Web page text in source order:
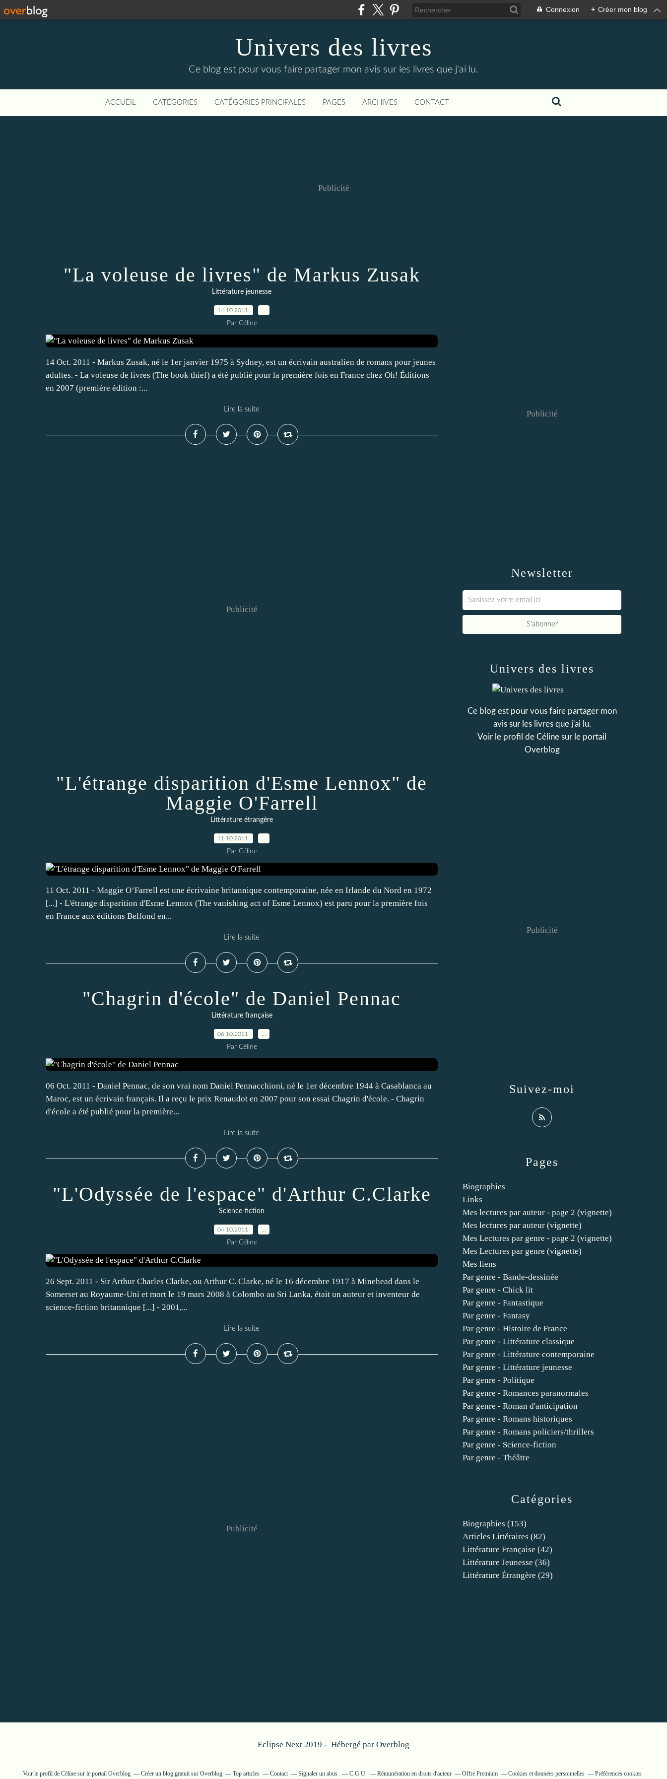
Connexion + Créer mon blog
Univers des livres
Ce blog est pour vous faire partager mon avis sur les livres que j'ai lu.
ACCUEIL CATÉGORIES CATÉGORIES PRINCIPALES PAGES ARCHIVES CONTACT
Publicité
"La voleuse de livres" de Markus Zusak
Littérature jeunesse
14.10.2011
Par Céline
14 Oct. 2011 - Markus Zusak, né le 1er janvier 1975 à Sydney, est un écrivain australien de romans pour jeunes
adultes. - La voleuse de livres (The book thief) a été publié pour la première fois en France chez Oh! Éditions
en 2007 (première édition :...
Lire la suite
Publicité
"L'étrange disparition d'Esme Lennox" de
Maggie O'Farrell
Littérature étrangère
11.10.2011
Par Céline
11 Oct. 2011 - Maggie O’Farrell est une écrivaine britannique contemporaine, née en Irlande du Nord en 1972
[...] - L'étrange disparition d'Esme Lennox (The vanishing act of Esme Lennox) est paru pour la première fois
en France aux éditions Belfond en...
Lire la suite
"Chagrin d'école" de Daniel Pennac
Littérature française
06.10.2011
Par Céline
06 Oct. 2011 - Daniel Pennac, de son vrai nom Daniel Pennacchioni, né le 1er décembre 1944 à Casablanca au
Maroc, est un écrivain français. Il a reçu le prix Renaudot en 2007 pour son essai Chagrin d'école. - Chagrin
d'école a été publié pour la première...
Lire la suite
"L'Odyssée de l'espace" d'Arthur C.Clarke
Science-fiction
04.10.2011
Par Céline
26 Sept. 2011 - Sir Arthur Charles Clarke, ou Arthur C. Clarke, né le 16 décembre 1917 à Minehead dans le
Somerset au Royaume-Uni et mort le 19 mars 2008 à Colombo au Sri Lanka, était un auteur et inventeur de
science-fiction britannique [...] - 2001,...
Lire la suite
Publicité
Newsletter
Publicité
Catégories
Biographies (153)
Articles Littéraires (82)
Littérature Française (42)
Littérature Jeunesse (36)
Littérature Étrangère (29)
Pages
Biographies
Links
Mes lectures par auteur - page 2 (vignette)
Mes lectures par auteur (vignette)
Mes Lectures par genre - page 2 (vignette)
Mes Lectures par genre (vignette)
Mes liens
Par genre - Bande-dessinée
Par genre - Chick lit
Par genre - Fantastique
Par genre - Fantasy
Par genre - Histoire de France
Par genre - Littérature classique
Par genre - Littérature contemporaine
Par genre - Littérature jeunesse
Par genre - Politique
Par genre - Romances paranormales
Par genre - Roman d'anticipation
Par genre - Romans historiques
Par genre - Romans policiers/thrillers
Par genre - Science-fiction
Par genre - Théâtre
Univers des livres
Ce blog est pour vous faire partager mon
avis sur les livres que j'ai lu.
Voir le profil de Céline sur le portail
Overblog
Suivez-moi
Publicité
Eclipse Next 2019 - Hébergé par Overblog
Voir le profil de Célinesur le portail Overblog Créer un blog gratuit sur Overblog Top articles Contact Signaler un abus C.G.U. Rémunération en droits d'auteur Offre Premium Cookies et données personnelles Préférences cookies